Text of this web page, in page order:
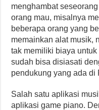
menghambat
orang mau, misalnya
beberapa orang yang
memainkan alat musik,
tak memiliki biaya
sudah bisa disiasati
pendukung yang ada di
Salah satu aplikasi
aplikasi game piano.